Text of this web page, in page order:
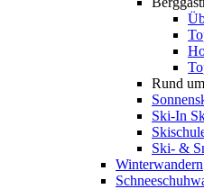
Rund
Ski-In
Ski- &
Winterwandern